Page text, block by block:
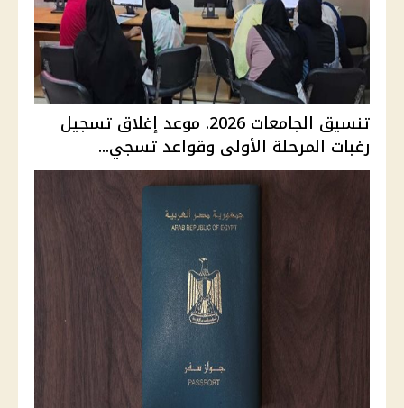
تنسيق الجامعات 2026. موعد إغلاق تسجيل
رغبات المرحلة الأولى وقواعد تسجي...